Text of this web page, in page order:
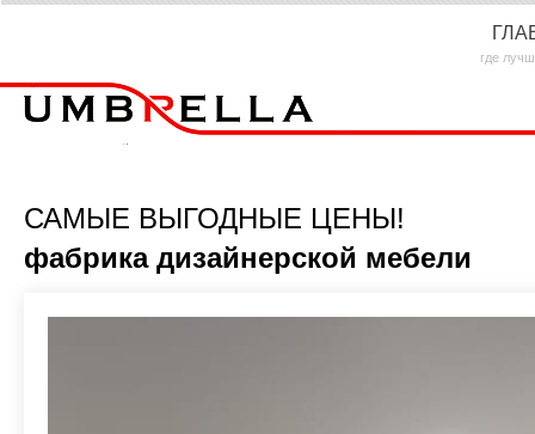
где
САМЫЕ ВЫГОДНЫЕ ЦЕНЫ!
фабрика дизайнерской мебели